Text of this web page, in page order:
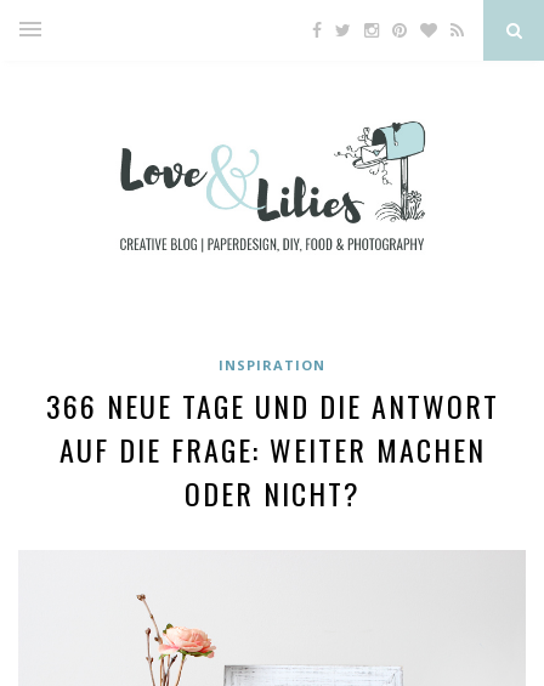
INSPIRATION
366 NEUE TAGE UND DIE ANTWORT
AUF DIE FRAGE: WEITER MACHEN
ODER NICHT?